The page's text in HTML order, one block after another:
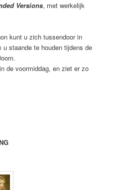
Versions, met werkelijk
kunt u zich tussendoor in
u staande te houden tijdens de
de voormiddag, en ziet er zo